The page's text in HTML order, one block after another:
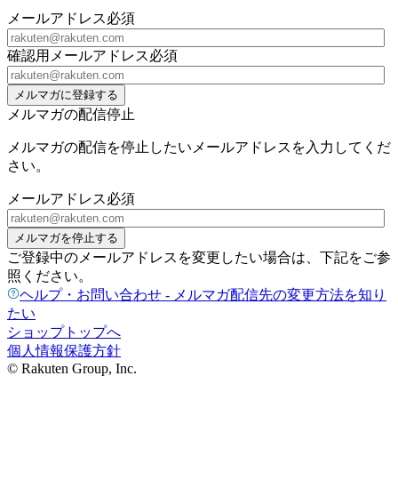
メールアドレス必須
確認用メールアドレス必須
メルマガに登録する
メルマガの配信停止
メルマガの配信を停止したいメールアドレスを入力してくだ
さい。
メールアドレス必須
メルマガを停止する
ご登録中のメールアドレスを変更したい場合は、下記をご参
照ください。
ヘルプ・お問い合わせ - メルマガ配信先の変更方法を知り
たい
ショップトップへ
個人情報保護方針
© Rakuten Group, Inc.